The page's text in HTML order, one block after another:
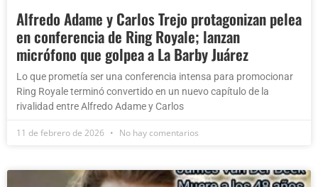
Alfredo Adame y Carlos Trejo protagonizan pelea
en conferencia de Ring Royale; lanzan
micrófono que golpea a La Barby Juárez
Lo que prometía ser una conferencia intensa para promocionar
Ring Royale terminó convertido en un nuevo capítulo de la
rivalidad entre Alfredo Adame y Carlos
11 de febrero de 2026 No hay comentarios